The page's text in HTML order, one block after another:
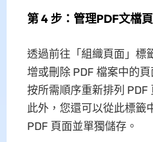
第 4 步：管理PDF文檔
透過前往「組織頁面」標
增或刪除 PDF 檔案中的
按所需順序重新排列 PDF
此外，您還可以從此標籤
PDF 頁面並單獨儲存。